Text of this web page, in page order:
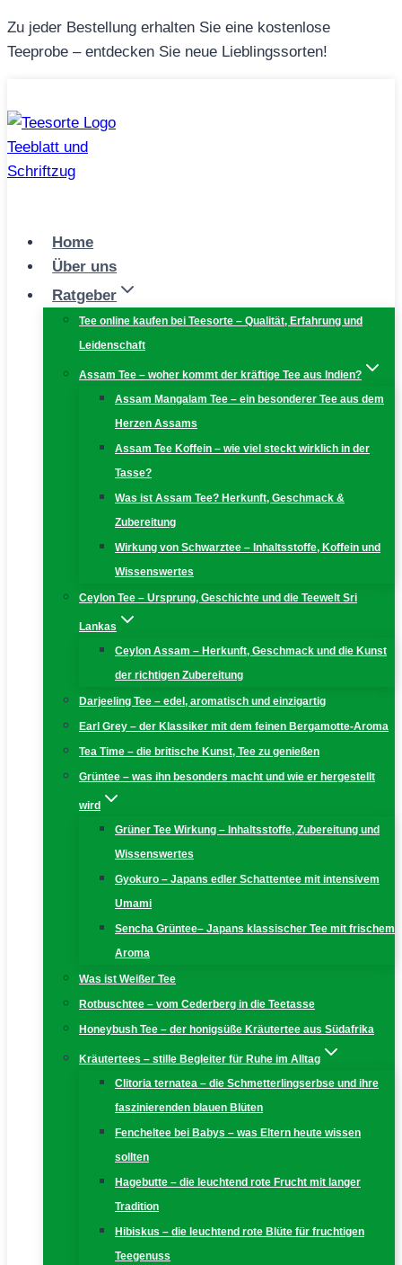
Zum
Inhalt
Zu jeder Bestellung erhalten Sie eine kostenlose
Teeprobe – entdecken Sie neue Lieblingssorten!
Home
Über uns
Ratgeber
Tee online kaufen bei Teesorte – Qualität, Erfahrung und
Leidenschaft
Assam Tee – woher kommt der kräftige Tee aus Indien?
Assam Mangalam Tee – ein besonderer Tee aus dem
Herzen Assams
Assam Tee Koffein – wie viel steckt wirklich in der
Tasse?
Was ist Assam Tee? Herkunft, Geschmack &
Zubereitung
Wirkung von Schwarztee – Inhaltsstoffe, Koffein und
Wissenswertes
Ceylon Tee – Ursprung, Geschichte und die Teewelt Sri
Lankas
Ceylon Assam – Herkunft, Geschmack und die Kunst
der richtigen Zubereitung
Darjeeling Tee – edel, aromatisch und einzigartig
Earl Grey – der Klassiker mit dem feinen Bergamotte-Aroma
Tea Time – die britische Kunst, Tee zu genießen
Grüntee – was ihn besonders macht und wie er hergestellt
wird
Grüner Tee Wirkung – Inhaltsstoffe, Zubereitung und
Wissenswertes
Gyokuro – Japans edler Schattentee mit intensivem
Umami
Sencha Grüntee– Japans klassischer Tee mit frischem
Aroma
Was ist Weißer Tee
Rotbuschtee – vom Cederberg in die Teetasse
Honeybush Tee – der honigsüße Kräutertee aus Südafrika
Kräutertees – stille Begleiter für Ruhe im Alltag
Clitoria ternatea – die Schmetterlingserbse und ihre
faszinierenden blauen Blüten
Fencheltee bei Babys – was Eltern heute wissen
sollten
Hagebutte – die leuchtend rote Frucht mit langer
Tradition
Hibiskus – die leuchtend rote Blüte für fruchtigen
Teegenuss